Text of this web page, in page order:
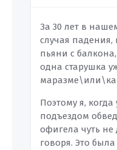
За 30 лет в
случая падения,
пьяни с
одна старушка
Поэтому я,
подъездом
офигела чуть не
говоря. Это